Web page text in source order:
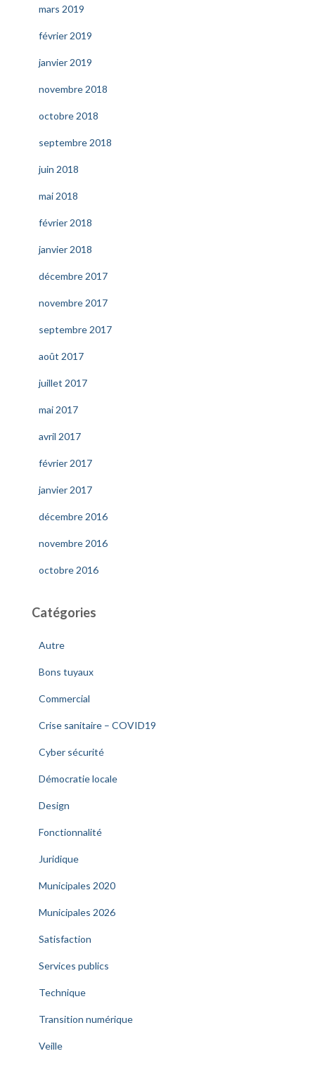
mars 2019
février 2019
janvier 2019
novembre 2018
octobre 2018
septembre 2018
juin 2018
mai 2018
février 2018
janvier 2018
décembre 2017
novembre 2017
septembre 2017
août 2017
juillet 2017
mai 2017
avril 2017
février 2017
janvier 2017
décembre 2016
novembre 2016
octobre 2016
Catégories
Autre
Bons tuyaux
Commercial
Crise sanitaire – COVID19
Cyber sécurité
Démocratie locale
Design
Fonctionnalité
Juridique
Municipales 2020
Municipales 2026
Satisfaction
Services publics
Technique
Transition numérique
Veille